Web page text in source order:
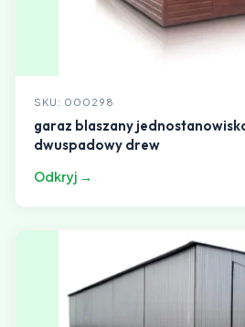
SKU: 000298
garaz blaszany
dwuspadowy drew
Odkryj →